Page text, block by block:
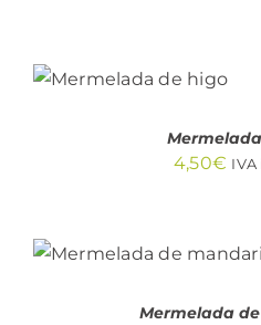
CARRITO
/
4,50€
CARRITO
/
Mermelada